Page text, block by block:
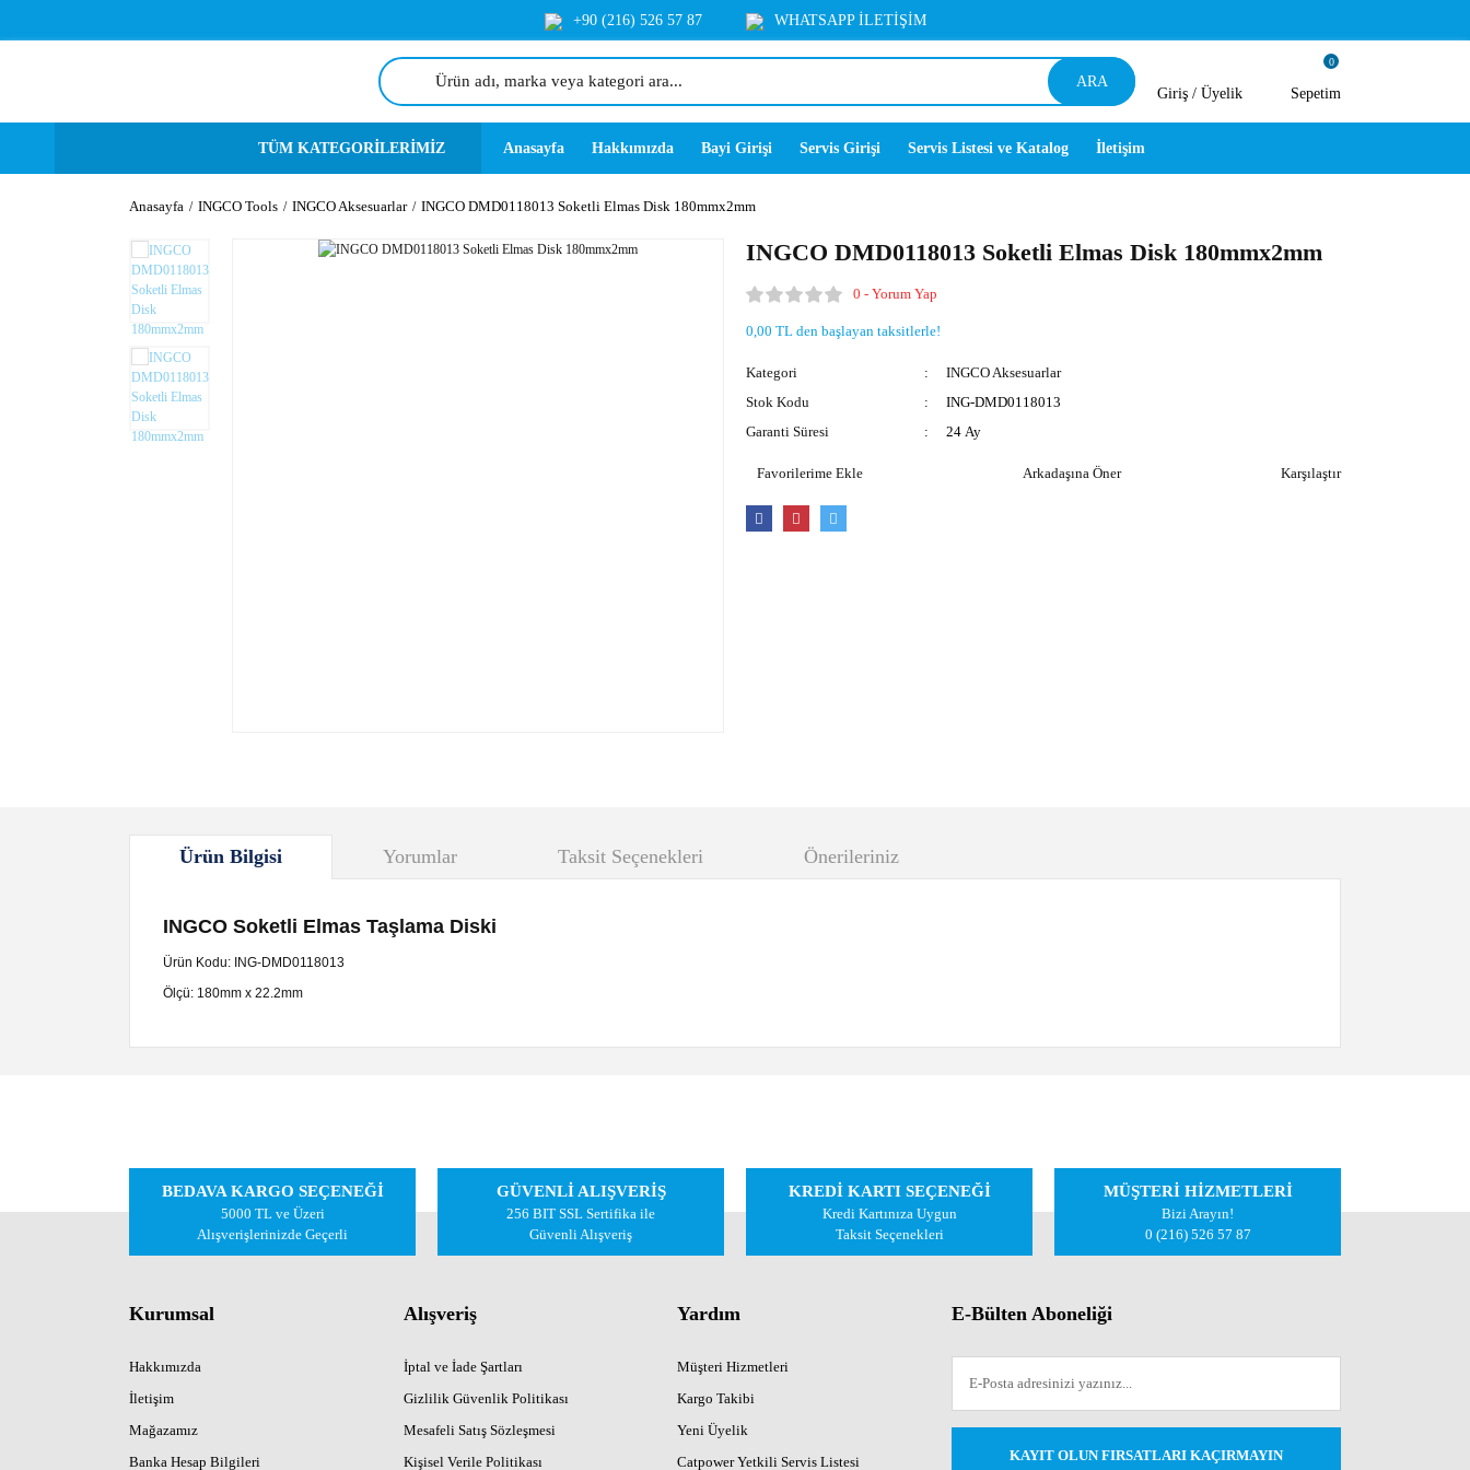
+90 (216) 526 57 87 WHATSAPP İLETİŞİM
ARA
Giriş / Üyelik
0
Sepetim
TÜM KATEGORİLERİMİZ Anasayfa Hakkımızda Bayi Girişi Servis Girişi Servis Listesi ve Katalog İletişim
Anasayfa INGCO Tools INGCO Aksesuarlar INGCO DMD0118013 Soketli Elmas Disk 180mmx2mm
INGCO DMD0118013 Soketli Elmas Disk 180mmx2mm
0 - Yorum Yap
0,00 TL den başlayan taksitlerle!
Kategori
INGCO Aksesuarlar
Stok Kodu
ING-DMD0118013
Garanti Süresi
24 Ay
Arkadaşına Öner Karşılaştır
Ürün Bilgisi Yorumlar Taksit Seçenekleri Önerileriniz
INGCO Soketli Elmas Taşlama Diski
Ürün Kodu: ING-DMD0118013
Ölçü: 180mm x 22.2mm
Ürün resmi kalitesiz, bozuk veya görüntülenemiyor.
Ürün açıklamasında eksik bilgiler bulunuyor.
Ürün bilgilerinde hatalar bulunuyor.
Ürün fiyatı diğer sitelerden daha pahalı.
Gönder
BEDAVA KARGO SEÇENEĞİ
5000 TL ve Üzeri
Alışverişlerinizde Geçerli
GÜVENLİ ALIŞVERİŞ
256 BIT SSL Sertifika ile
Güvenli Alışveriş
KREDİ KARTI SEÇENEĞİ
Kredi Kartınıza Uygun
Taksit Seçenekleri
MÜŞTERİ HİZMETLERİ
Bizi Arayın!
0 (216) 526 57 87
Kurumsal
Hakkımızda
İletişim
Mağazamız
Banka Hesap Bilgileri
Alışveriş
İptal ve İade Şartları
Gizlilik Güvenlik Politikası
Mesafeli Satış Sözleşmesi
Kişisel Verile Politikası
Yardım
Müşteri Hizmetleri
Kargo Takibi
Yeni Üyelik
Catpower Yetkili Servis Listesi
E-Bülten Aboneliği
KAYIT OLUN FIRSATLARI KAÇIRMAYIN